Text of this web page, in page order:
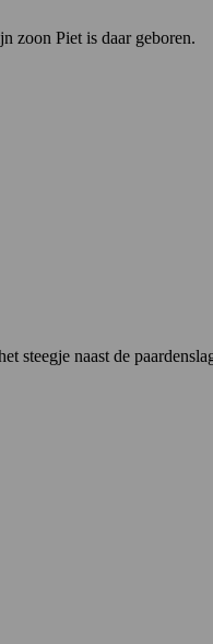
zoon Piet is daar geboren.
steegje naast de